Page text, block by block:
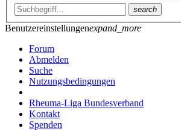
search
Benutzereinstellungenexpand_more
Forum
Abmelden
Suche
Nutzungsbedingungen
Rheuma-Liga Bundesverband
Kontakt
Spenden